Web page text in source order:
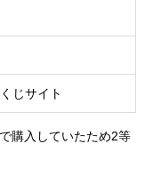
じサイト
購入していたため2等